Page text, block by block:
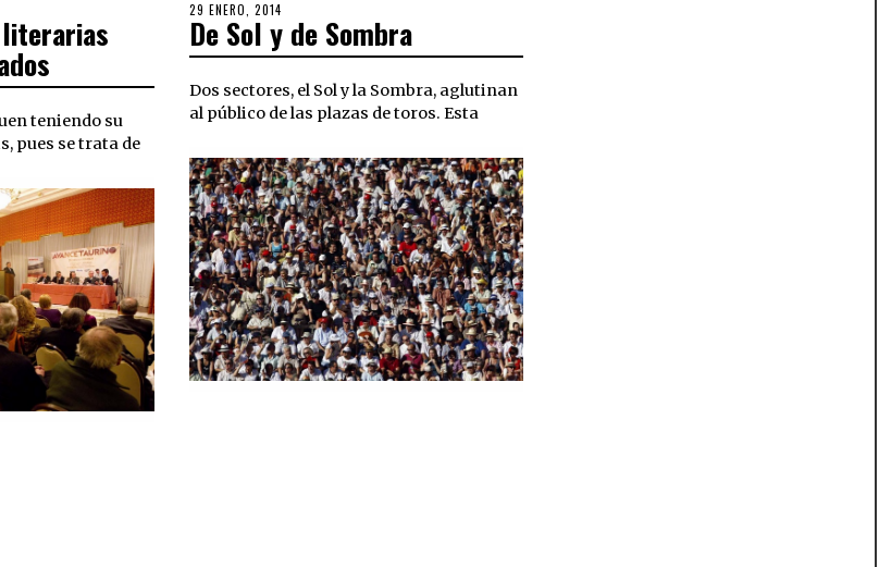
literarias
teniendo su
pues se trata de
POSTED
ON
29 ENERO, 2014
SEPTIEMBRE,
2018
De Sol y de Sombra
Dos sectores, el Sol y la Sombra, aglutinan
al público de las plazas de toros. Esta